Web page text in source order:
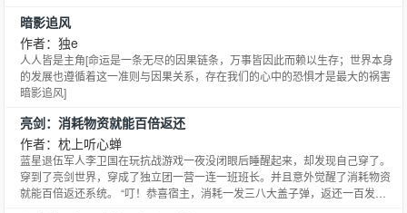
门里走出一条骚路。 走着走着竟一不小心成了团宠。 四大男主一口一个小师
妹，去哪儿都要黏着她；师傅带她入阵道，把她宠成眼珠
暗影追风
作者：独e
人人皆是主角[命运是一条无尽的因果链条，万事皆因此而赖以生存；世界本身
的发展也遵循着这一准则与因果关系，存在我们的心中的恐惧才是最大的祸害
暗影追风]
亮剑：消耗物资就能百倍返还
作者：枕上听心蝉
蓝星退伍军人李卫国在玩抗战游戏一夜没闭眼后睡醒起来，却发现自己穿了。
穿到了亮剑世界，穿成了独立团一营一连一班班长。并且意外觉醒了消耗物资
就能百倍返还系统。 “叮！恭喜宿主，消耗一发三八大盖子弹，返还一百发三